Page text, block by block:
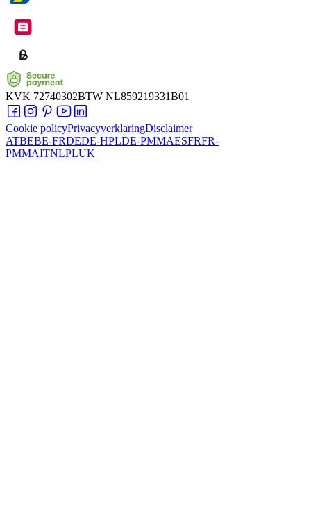
KVK 72740302BTW NL859219331B01
Cookie policyPrivacyverklaringDisclaimer
ATBEBE-FRDEDE-HPLDE-PMMAESFRFR-
PMMAITNLPLUK